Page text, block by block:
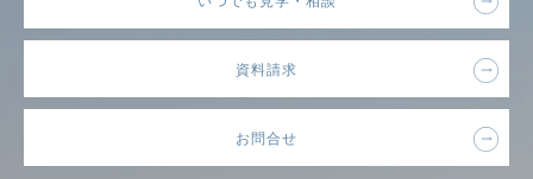
資料請求
お問合せ